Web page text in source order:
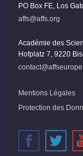
PO Box FE, Los
affs@affs.org
Académie des
Hofplatz 7, 9220
Mentions Légales
Protection des